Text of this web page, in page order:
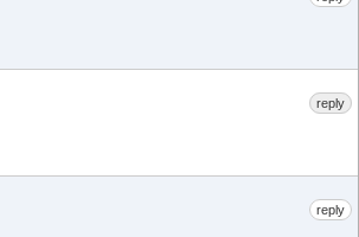
reply
reply